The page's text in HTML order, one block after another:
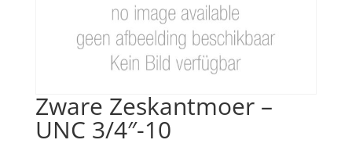
Zware Zeskantmoer –
UNC 3/4″-10